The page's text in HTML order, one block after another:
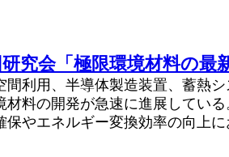
研究会「極限環境材料の最
間利用、半導体製造装置、蓄熱
材料の開発が急速に進展してい
保やエネルギー変換効率の向上